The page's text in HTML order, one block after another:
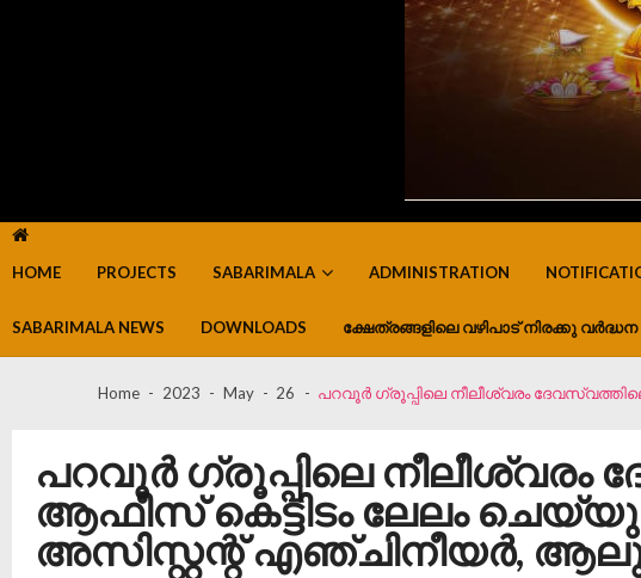
HOME PROJECTS SABARIMALA ADMINISTRATION
SABARIMALA NEWS DOWNLOADS ക്ഷേത്രങ്ങളിലെ വഴിപാട് നിരക്കു
Home 2023 May 26 പറവൂർ ഗ്രൂപ്പിലെ നീലീശ്വരം
പറവൂർ ഗ്രൂപ്പിലെ നീലീശ്വരം
ആഫീസ് കെട്ടിടം ലേലം
അസിസ്റ്റന്റ് എഞ്ചിനീയർ,